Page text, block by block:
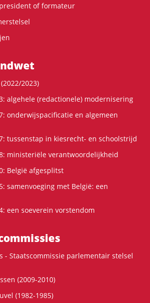
of formateur
2023)
algehele (redactionele) modernisering
onderwijspacificatie en algemeen
tussenstap in kiesrecht- en schoolstrijd
ministeriële verantwoordelijkheid
België afgesplitst
samenvoeging met België: een
een soeverein vorstendom
- Staatscommissie parlementair stelsel
(2009-2010)
(1982-1985)